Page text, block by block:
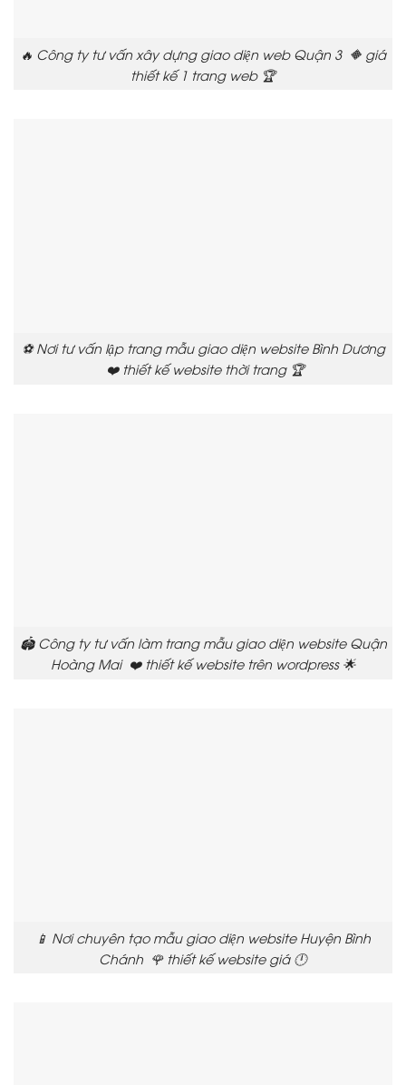
🔥 Công ty tư vấn xây dựng giao diện web Quận 3 🔶 giá
thiết kế 1 trang web 🏆
⚽ Nơi tư vấn lập trang mẫu giao diện website Bình Dương
❤️ thiết kế website thời trang 🏆
🏟️ Công ty tư vấn làm trang mẫu giao diện website Quận
Hoàng Mai ❤️ thiết kế website trên wordpress 🌟
📱 Nơi chuyên tạo mẫu giao diện website Huyện Bình
Chánh 🌹 thiết kế website giá 🕛